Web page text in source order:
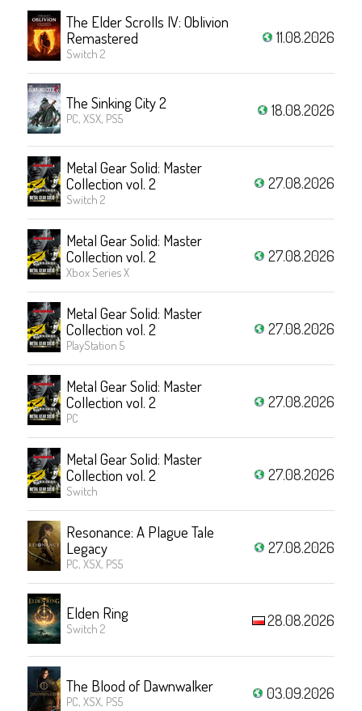
The Elder Scrolls IV: Oblivion
Remastered
Switch 2
11.08.2026
The Sinking City 2
PC, XSX, PS5 18.08.2026
Metal Gear Solid: Master
Collection vol. 2
Switch 2
27.08.2026
Metal Gear Solid: Master
Collection vol. 2
Xbox Series X
27.08.2026
Metal Gear Solid: Master
Collection vol. 2
PlayStation 5
27.08.2026
Metal Gear Solid: Master
Collection vol. 2
PC
27.08.2026
Metal Gear Solid: Master
Collection vol. 2
Switch
27.08.2026
Resonance: A Plague Tale
Legacy
PC, XSX, PS5
27.08.2026
Elden Ring
Switch 2 28.08.2026
The Blood of Dawnwalker
PC, XSX, PS5 03.09.2026